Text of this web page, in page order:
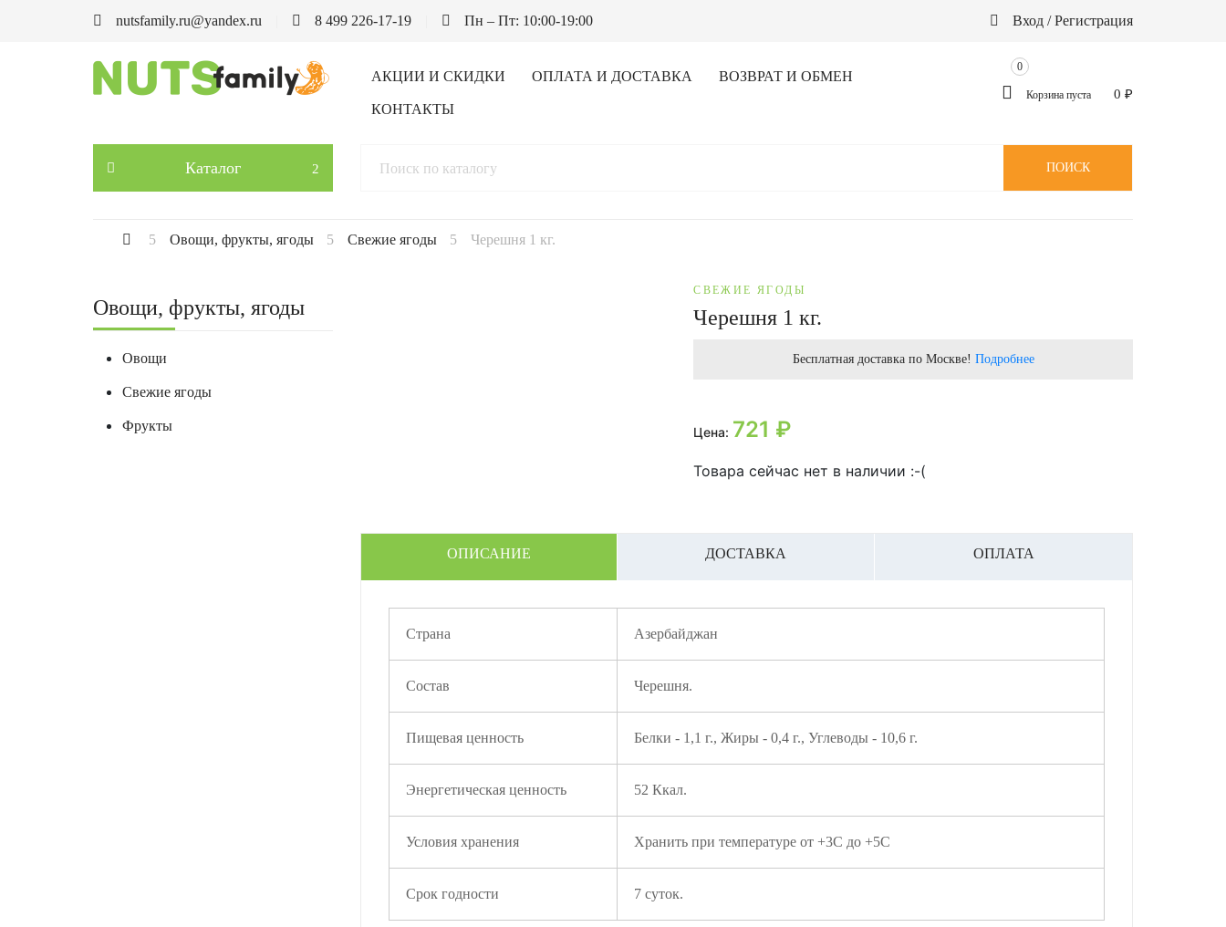
nutsfamily.ru@yandex.ru 8 499 226-17-19 Пн – Пт: 10:00-19:00 Вход / Регистрация
АКЦИИ И СКИДКИ ОПЛАТА И ДОСТАВКА ВОЗВРАТ И ОБМЕН
КОНТАКТЫ
Корзина пуста
0
0 ₽
Каталог ПОИСК
Овощи, фрукты, ягоды Свежие ягоды Черешня 1 кг.
Овощи, фрукты, ягоды
Овощи
Свежие ягоды
Фрукты
СВЕЖИЕ ЯГОДЫ
Черешня 1 кг.
Бесплатная доставка по Москве! Подробнее
Цена: 721 ₽
Товара сейчас нет в наличии :-(
ОПИСАНИЕ ДОСТАВКА ОПЛАТА
Страна Азербайджан
Состав Черешня.
Пищевая ценность Белки - 1,1 г., Жиры - 0,4 г., Углеводы - 10,6 г.
Энергетическая ценность 52 Ккал.
Условия хранения Хранить при температуре от +3С до +5С
Срок годности 7 суток.